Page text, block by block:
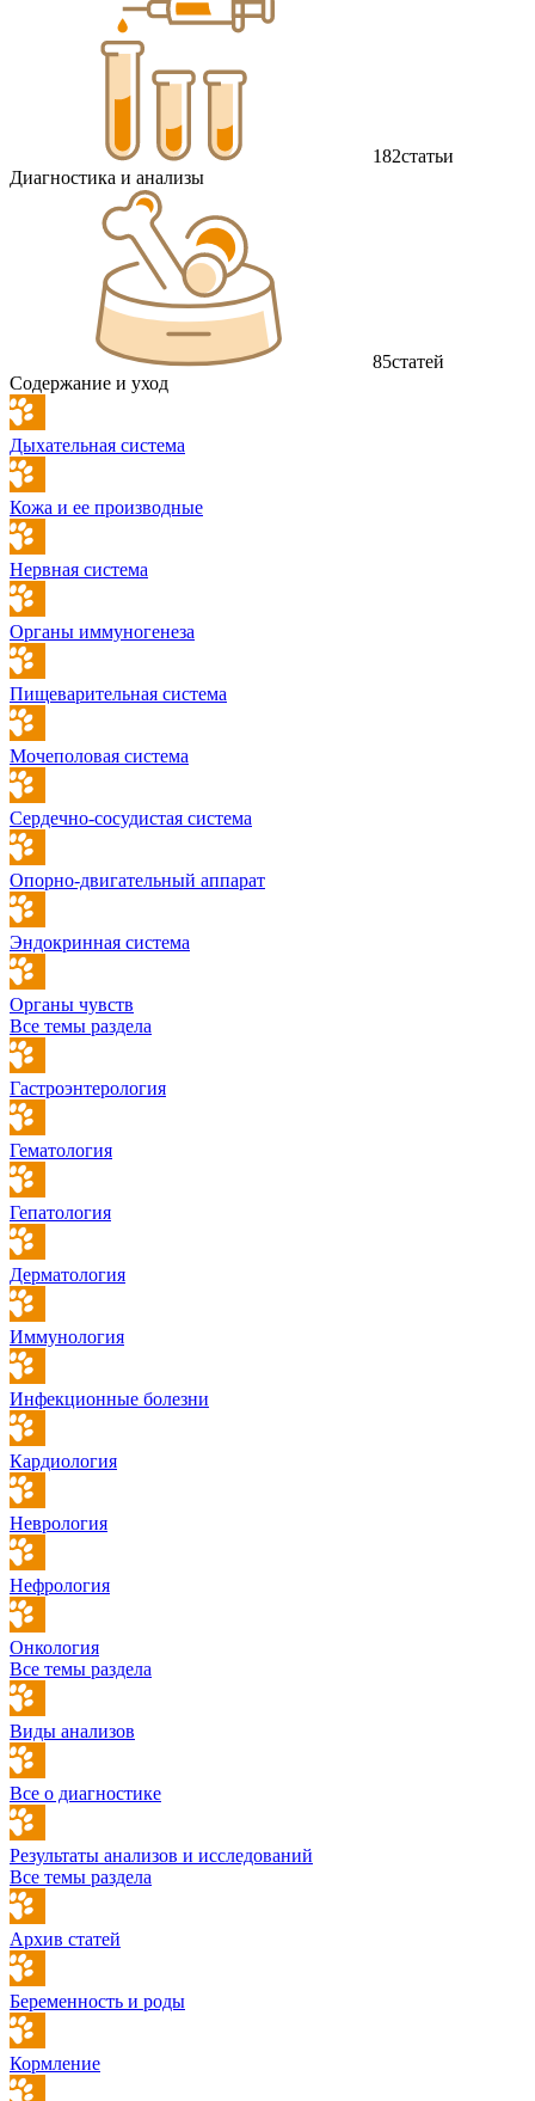
182статьи
Диагностика и анализы
85статей
Содержание и уход
Дыхательная система
Кожа и ее производные
Нервная система
Органы иммуногенеза
Пищеварительная система
Мочеполовая система
Сердечно-сосудистая система
Опорно-двигательный аппарат
Эндокринная система
Органы чувств
Все темы раздела
Гастроэнтерология
Гематология
Гепатология
Дерматология
Иммунология
Инфекционные болезни
Кардиология
Неврология
Нефрология
Онкология
Все темы раздела
Виды анализов
Все о диагностике
Результаты анализов и исследований
Все темы раздела
Архив статей
Беременность и роды
Кормление